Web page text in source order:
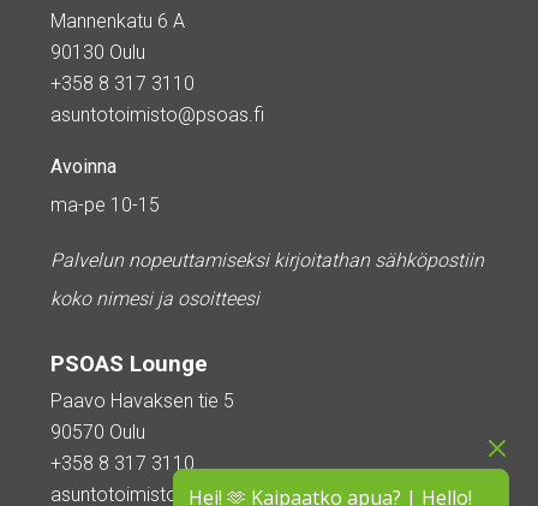
Hei! 🫶 Kaipaatko apua? | Hello!
Mannenkatu 6 A
90130 Oulu
+358 8 317 3110
asuntotoimisto@psoas.fi
Avoinna
ma-pe 10-15
Palvelun nopeuttamiseksi kirjoitathan sähköpostiin
koko nimesi ja osoitteesi
PSOAS Lounge
Paavo Havaksen tie 5
90570 Oulu
+358 8 317 3110
asuntotoimisto@psoas.fi